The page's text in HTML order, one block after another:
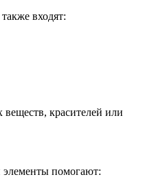
входят:
красителей или
элементы помогают: